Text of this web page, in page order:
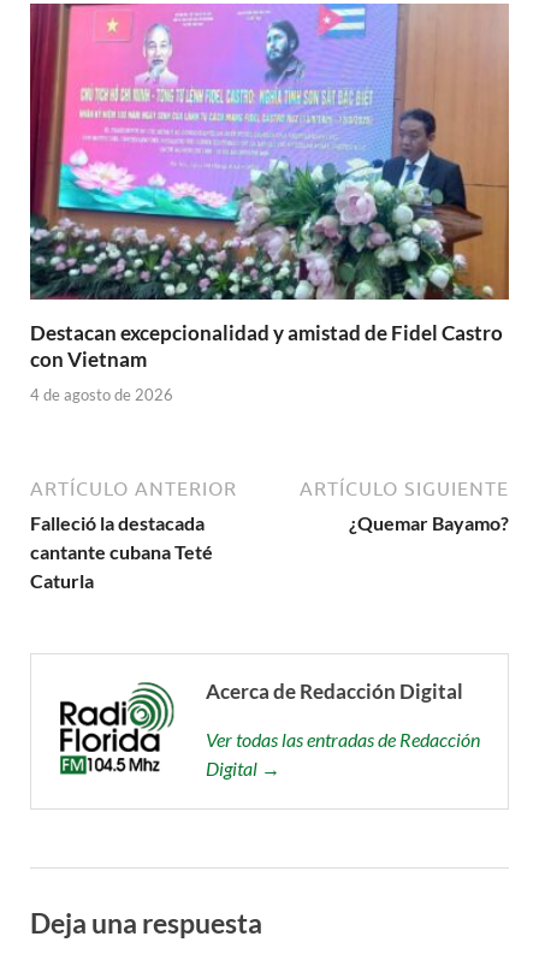
Destacan excepcionalidad y amistad de Fidel Castro
con Vietnam
4 de agosto de 2026
ARTÍCULO ANTERIOR
Falleció la destacada
cantante cubana Teté
Caturla
ARTÍCULO SIGUIENTE
¿Quemar Bayamo?
Acerca de Redacción Digital
Ver todas las entradas de Redacción
Digital →
Deja una respuesta